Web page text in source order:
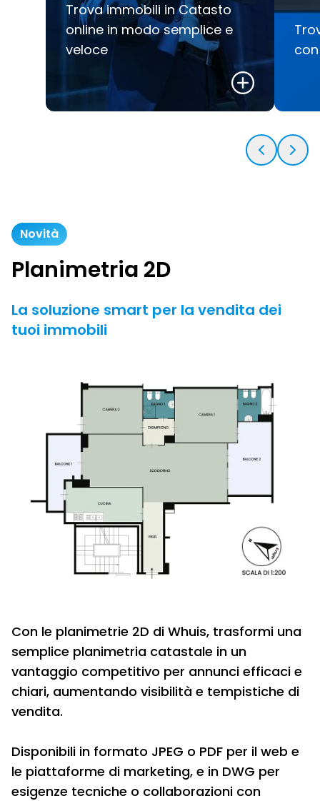
Trova immobili in Catasto
online in modo semplice e
veloce
Novità
Planimetria 2D
La soluzione smart per la vendita dei
tuoi immobili
Con le planimetrie 2D di Whuis, trasformi una
semplice planimetria catastale in un
vantaggio competitivo per annunci efficaci e
chiari, aumentando visibilità e tempistiche di
vendita.
Disponibili in formato JPEG o PDF per il web e
le piattaforme di marketing, e in DWG per
esigenze tecniche o collaborazioni con